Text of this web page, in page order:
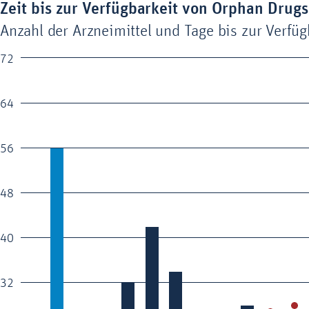
Zeit bis zur Verfügbarkeit von Orphan Drugs
Combination chart with 2 data series.
Anzahl der Arzneimittel und Tage bis zur Verfügbarkeit
The chart has 2 Y axes displaying values and values.
Zeit bis zur Verfügbarkeit von Orphan Drugs
Anzahl der Arzneimittel und Tage bis zur
32
40
48
56
64
72